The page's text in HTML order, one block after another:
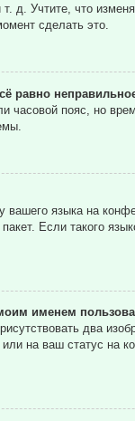
д. Учтите, что
сделать это.
равно
часовой пояс, но
вашего языка на
Если такого
именем
два
на ваш статус на